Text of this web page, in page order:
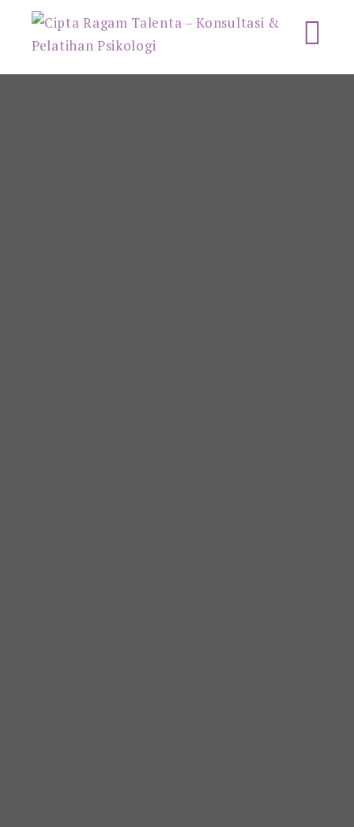
Cipta Ragam Talenta –
Konsultasi & Pelatihan
Psikologi